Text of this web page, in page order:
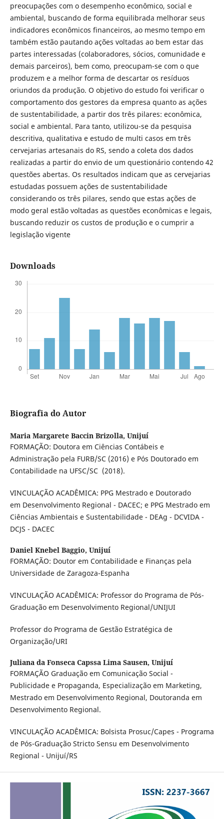
preocupações com o desempenho econômico, social e
ambiental, buscando de forma equilibrada melhorar seus
indicadores econômicos financeiros, ao mesmo tempo em
também estão pautando ações voltadas ao bem estar das
partes interessadas (colaboradores, sócios, comunidade e
demais parceiros), bem como, preocupam-se com o que
produzem e a melhor forma de descartar os resíduos
oriundos da produção. O objetivo do estudo foi verificar o
comportamento dos gestores da empresa quanto as ações
de sustentabilidade, a partir dos três pilares: econômica,
social e ambiental. Para tanto, utilizou-se da pesquisa
descritiva, qualitativa e estudo de multi casos em três
cervejarias artesanais do RS, sendo a coleta dos dados
realizadas a partir do envio de um questionário contendo 42
questões abertas. Os resultados indicam que as cervejarias
estudadas possuem ações de sustentabilidade
considerando os três pilares, sendo que estas ações de
modo geral estão voltadas as questões econômicas e legais,
buscando reduzir os custos de produção e o cumprir a
legislação vigente
Downloads
Biografia do Autor
Maria Margarete Baccin Brizolla, Unijuí
FORMAÇÃO: Doutora em Ciências Contábeis e
Administração pela FURB/SC (2016) e Pós Doutorado em
Contabilidade na UFSC/SC (2018).
VINCULAÇÃO ACADÊMICA: PPG Mestrado e Doutorado
em Desenvolvimento Regional - DACEC; e PPG Mestrado em
Ciências Ambientais e Sustentabilidade - DEAg - DCVIDA -
DCJS - DACEC
Daniel Knebel Baggio, Unijuí
FORMAÇÃO: Doutor em Contabilidade e Finanças pela
Universidade de Zaragoza-Espanha
VINCULAÇÃO ACADÊMICA: Professor do Programa de Pós-
Graduação em Desenvolvimento Regional/UNIJUI
Professor do Programa de Gestão Estratégica de
Organização/URI
Juliana da Fonseca Capssa Lima Sausen, Unijuí
FORMAÇÃO Graduação em Comunicação Social -
Publicidade e Propaganda, Especialização em Marketing,
Mestrado em Desenvolvimento Regional, Doutoranda em
Desenvolvimento Regional.
VINCULAÇÃO ACADÊMICA: Bolsista Prosuc/Capes - Programa
de Pós-Graduação Stricto Sensu em Desenvolvimento
Regional - Unijuí/RS